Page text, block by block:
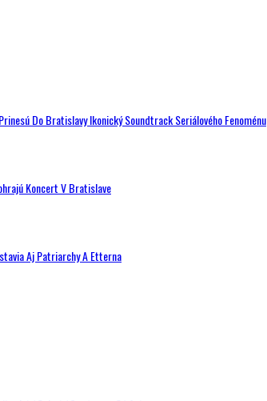
Do Bratislavy Ikonický Soundtrack Seriálového Fenoménu
Koncert V Bratislave
Aj Patriarchy A Etterna